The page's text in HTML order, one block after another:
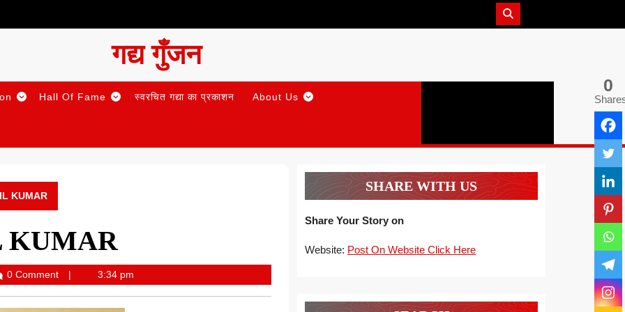
गद्य गुँजन
Hall Of Fame स्वरचित गद्या का प्रकाशन About Us
KUMAR
KUMAR
0 Comment 3:34 pm
0
SHARE WITH US
Share Your Story on
Website: Post On Website Click Here